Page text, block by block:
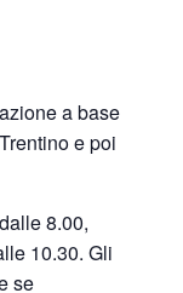
a base
e poi
8.00,
10.30. Gli
se